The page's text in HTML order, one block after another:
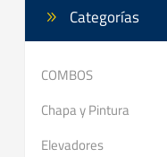
Categorías
COMBOS
Chapa y Pintura
Elevadores